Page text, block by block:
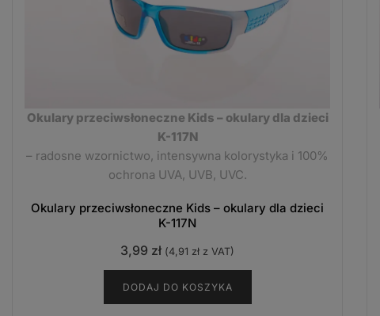
Okulary przeciwsłoneczne Kids – okulary dla dzieci
K-117N
– radosne wzornictwo, intensywna kolorystyka i 100%
ochrona UVA, UVB, UVC.
Okulary przeciwsłoneczne Kids – okulary dla dzieci
K-117N
3,99 zł (4,91 zł z VAT)
DODAJ DO KOSZYKA